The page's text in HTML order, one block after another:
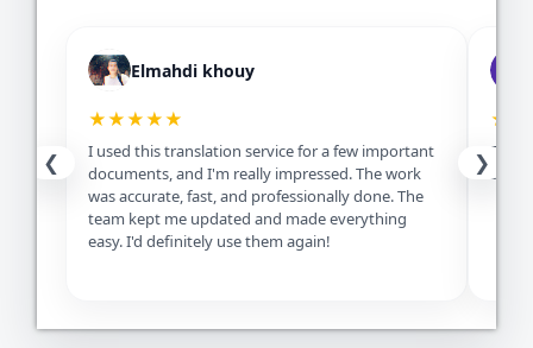
❮
Elmahdi khouy
★★★★★
I used this translation service for a few important
documents, and I'm really impressed. The work
was accurate, fast, and professionally done. The
team kept me updated and made everything
easy. I'd definitely use them again!
❯